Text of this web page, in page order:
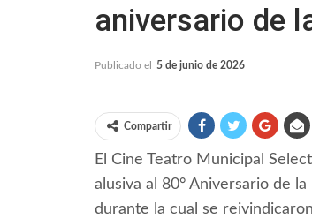
aniversario de
Publicado el 5 de junio de 2026
Compartir
El Cine Teatro Municipal
alusiva al 80° Aniversario de
durante la cual se